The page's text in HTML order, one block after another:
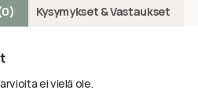
Kysymykset & Vastaukset
ei vielä ole.